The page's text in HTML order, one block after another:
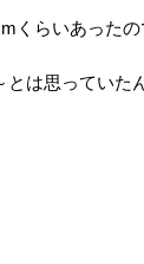
くらいあった
は思っていた